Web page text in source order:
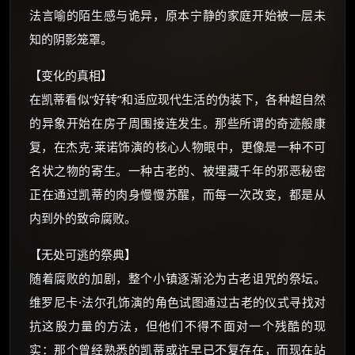
法言喻的陌生感与诡异，原本宁静的家庭开始被一层未
知的阴影笼罩。
【变化的真相】
在凯蒂看似“好转”和适应现代生活的伪装下，各种超自然
的异象开始在房子周围接连发生。那些所谓的奇迹般康
复，在杰克·莱诺饰演的核心人物眼中，更像是一种不可
名状之物的寄生。一种古老的、被埋藏千年的邪恶秘密
正在通过凯蒂的肉身慢慢苏醒，而每一次改变，都是从
内到外的致命腐败。
【无处可逃的祭典】
随着腐败的加剧，整个小镇逐渐沦为古老诅咒的祭坛。
维罗尼卡·法尔孔饰演的角色试图通过古老的仪式寻找对
抗这股力量的方法，但他们不得不面对一个残酷的现
实：那个曾经熟悉的凯蒂或许早已不复存在，而现在站
如夸克12个月送14天 最低75元！
优惠券、活动红包，每日可领。
⚡ 前往【大淘客】领红包
☕ 海外大侠？通过 Ko-fi 赐茶